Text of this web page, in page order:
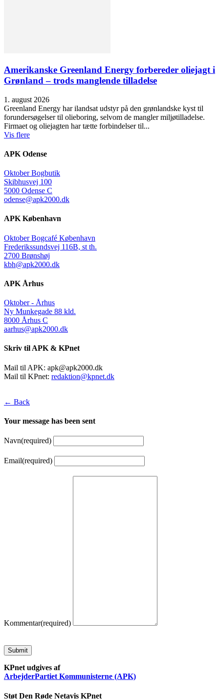
Amerikanske Greenland Energy forbereder oliejagt i
Grønland – trods manglende tilladelse
1. august 2026
Greenland Energy har ilandsat udstyr på den grønlandske kyst til
forundersøgelser til olieboring, selvom de mangler miljøtilladelse.
Firmaet og oliejagten har tætte forbindelser til...
Vis flere
APK Odense
Oktober Bogbutik
Skibhusvej 100
5000 Odense C
odense@apk2000.dk
APK København
Oktober Bogcafé København
Frederikssundsvej 116B, st th.
2700 Brønshøj
kbh@apk2000.dk
APK Århus
Oktober - Århus
Ny Munkegade 88 kld.
8000 Århus C
aarhus@apk2000.dk
Skriv til APK & KPnet
Mail til APK: apk@apk2000.dk
Mail til KPnet: redaktion@kpnet.dk
← Back
Your message has been sent
Navn(required)
Email(required)
Kommentar(required)
Submit
KPnet udgives af
ArbejderPartiet Kommunisterne (APK)
Støt Den Røde Netavis KPnet